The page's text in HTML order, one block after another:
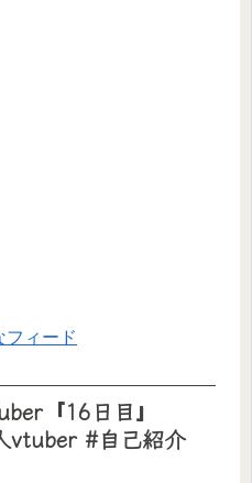
フィード
『16日目』
vtuber #自己紹介